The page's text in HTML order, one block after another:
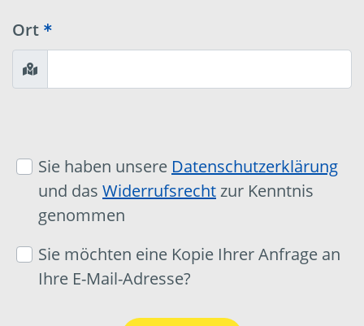
Ort
Sie haben unsere Datenschutzerklärung
und das Widerrufsrechtzur Kenntnis
genommen
Sie möchten eine Kopie Ihrer Anfrage an
Ihre E-Mail-Adresse?